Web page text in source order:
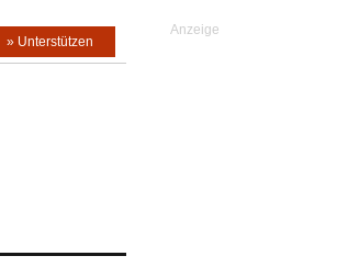
» Unterstützen